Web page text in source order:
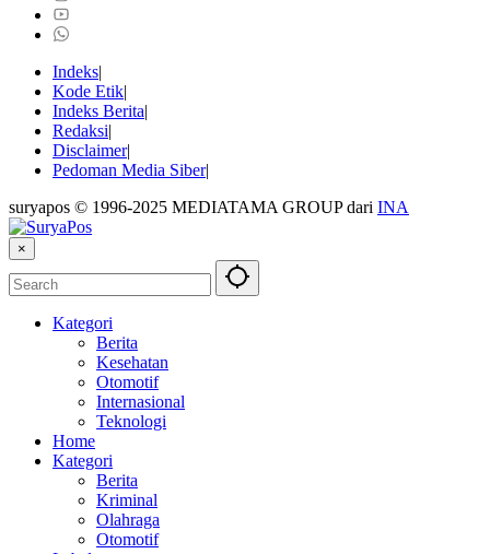
Indeks
Kode Etik
Indeks Berita
Redaksi
Disclaimer
Pedoman Media Siber
suryapos © 1996-2025 MEDIATAMA GROUP dari INA
×
Kategori
Berita
Kesehatan
Otomotif
Internasional
Teknologi
Home
Kategori
Berita
Kriminal
Olahraga
Otomotif